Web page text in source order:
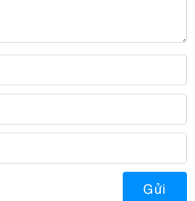
Gửi